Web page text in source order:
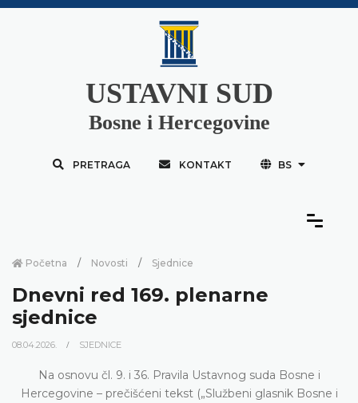
USTAVNI SUD
Bosne i Hercegovine
PRETRAGA KONTAKT BS
Početna Novosti Sjednice
Dnevni red 169. plenarne
sjednice
08.04.2026. SJEDNICE
Na osnovu čl. 9. i 36. Pravila Ustavnog suda Bosne i
Hercegovine – prečišćeni tekst („Službeni glasnik Bosne i